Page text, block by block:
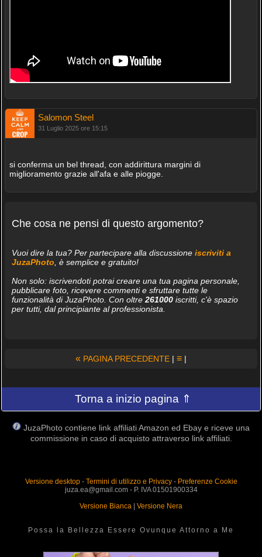
Salomon Steel
31 Luglio 2025 ore 15:15
si conferma un bel thread, con addirittura margini di
miglioramento grazie all'afa e alle piogge.
Che cosa ne pensi di questo argomento?
Vuoi dire la tua? Per partecipare alla discussione iscriviti a
JuzaPhoto , è semplice e gratuito!
Non solo: iscrivendoti potrai creare una tua pagina personale,
pubblicare foto, ricevere commenti e sfruttare tutte le
funzionalità di JuzaPhoto. Con oltre 261000iscritti, c'è spazio
per tutti, dal principiante al professionista.
« PAGINA PRECEDENTE | ≡ |
Torna a inizio pagina ⇑
JuzaPhoto contiene link affiliati Amazon ed Ebay e riceve una
commissione in caso di acquisto attraverso link affiliati.
Versione desktop- Termini di utilizzo e Privacy- Preferenze Cookie
juza.ea@gmail.com - P. IVA 01501900334
Versione Bianca | Versione Nera
Possa la Bellezza Essere Ovunque Attorno a Me